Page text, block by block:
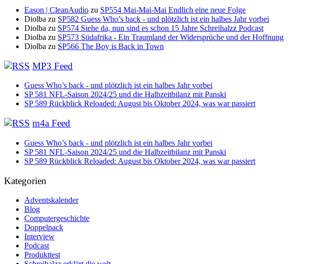
Eason | CleanAudio zu SP554 Mai-Mai-Mai Endlich eine neue Folge
Diolba zu SP582 Guess Who’s back - und plötzlich ist ein halbes Jahr vorbei
Diolba zu SP574 Siehe da, nun sind es schon 15 Jahre Schreihalzz Podcast
Diolba zu SP573 Südafrika - Ein Traumland der Widersprüche und der Hoffnung
Diolba zu SP566 The Boy is Back in Town
MP3 Feed
Guess Who’s back - und plötzlich ist ein halbes Jahr vorbei
SP 581 NFL-Saison 2024/25 und die Halbzeitbilanz mit Panski
SP 589 Rückblick Reloaded: August bis Oktober 2024, was war passiert
m4a Feed
Guess Who’s back - und plötzlich ist ein halbes Jahr vorbei
SP 581 NFL-Saison 2024/25 und die Halbzeitbilanz mit Panski
SP 589 Rückblick Reloaded: August bis Oktober 2024, was war passiert
Kategorien
Adventskalender
Blog
Computergeschichte
Doppelpack
Interview
Podcast
Produkttest